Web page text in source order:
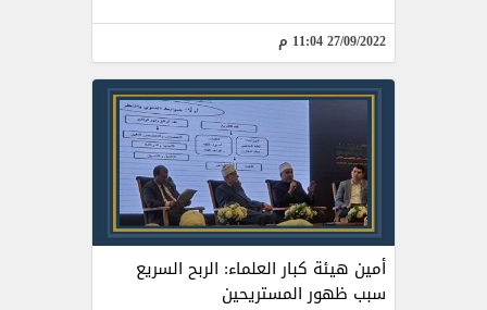
27/09/2022 11:04 م
أمين هيئة كبار العلماء: الربح السريع
سبب ظهور المستريحين